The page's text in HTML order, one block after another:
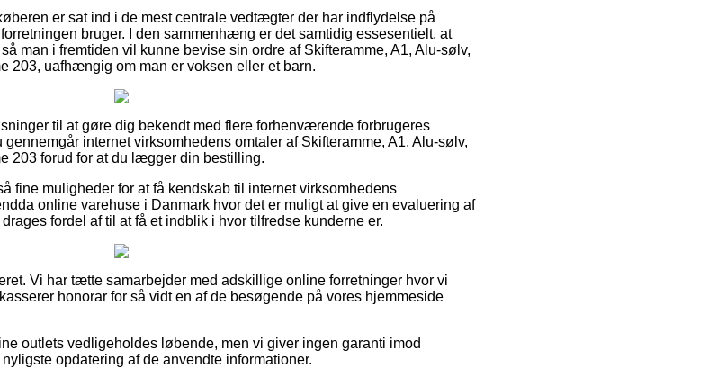
er sat ind i de mest centrale vedtægter der har indflydelse på
bruger. I den sammenhæng er det samtidig essesentielt, at
man i fremtiden vil kunne bevise sin ordre af Skifteramme, A1, Alu-sølv,
203, uafhængig om man er voksen eller et barn.
til at gøre dig bekendt med flere forhenværende forbrugeres
internet virksomhedens omtaler af Skifteramme, A1, Alu-sølv,
203 forud for at du lægger din bestilling.
fine muligheder for at få kendskab til internet virksomhedens
online varehuse i Danmark hvor det er muligt at give en evaluering af
fordel af til at få et indblik i hvor tilfredse kunderne er.
Vi har tætte samarbejder med adskillige online forretninger hvor vi
honorar for så vidt en af de besøgende på vores hjemmeside
outlets vedligeholdes løbende, men vi giver ingen garanti imod
opdatering af de anvendte informationer.